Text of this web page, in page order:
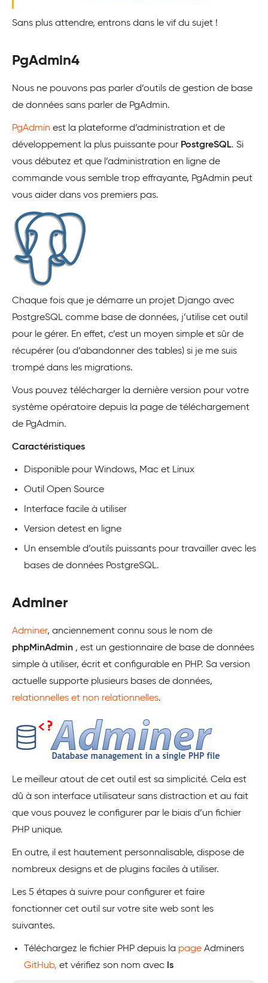
Sans plus attendre, entrons dans le vif du sujet !
PgAdmin4
Nous ne pouvons pas parler d’outils de gestion de base
de données sans parler de PgAdmin.
PgAdmin est la plateforme d’administration et de
développement la plus puissante pour PostgreSQL. Si
vous débutez et que l’administration en ligne de
commande vous semble trop effrayante, PgAdmin peut
vous aider dans vos premiers pas.
Chaque fois que je démarre un projet Django avec
PostgreSQL comme base de données, j’utilise cet outil
pour le gérer. En effet, c’est un moyen simple et sûr de
récupérer (ou d’abandonner des tables) si je me suis
trompé dans les migrations.
Vous pouvez télécharger la dernière version pour votre
système opératoire depuis la page de téléchargement
de PgAdmin.
Caractéristiques
Disponible pour Windows, Mac et Linux
Outil Open Source
Interface facile à utiliser
Version detest en ligne
Un ensemble d’outils puissants pour travailler avec les
bases de données PostgreSQL.
Adminer
Adminer, anciennement connu sous le nom de
phpMinAdmin , est un gestionnaire de base de données
simple à utiliser, écrit et configurable en PHP. Sa version
actuelle supporte plusieurs bases de données,
relationnelles et non relationnelles.
Le meilleur atout de cet outil est sa simplicité. Cela est
dû à son interface utilisateur sans distraction et au fait
que vous pouvez le configurer par le biais d’un fichier
PHP unique.
En outre, il est hautement personnalisable, dispose de
nombreux designs et de plugins faciles à utiliser.
Les 5 étapes à suivre pour configurer et faire
fonctionner cet outil sur votre site web sont les
suivantes.
Téléchargez le fichier PHP depuis la page Adminers
GitHub, et vérifiez son nom avec ls